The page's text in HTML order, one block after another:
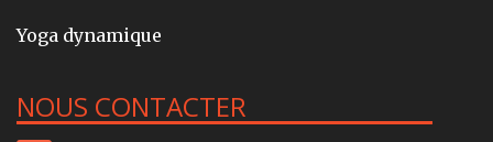
Yoga dynamique
NOUS CONTACTER